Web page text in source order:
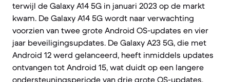
terwijl de Galaxy A14 5G in januari 2023 op de markt
kwam. De Galaxy A14 5G wordt naar verwachting
voorzien van twee grote Android OS-updates en vier
jaar beveiligingsupdates. De Galaxy A23 5G, die met
Android 12 werd gelanceerd, heeft inmiddels updates
ontvangen tot Android 15, wat duidt op een langere
ondersteuningsperiode van drie grote OS-updates.